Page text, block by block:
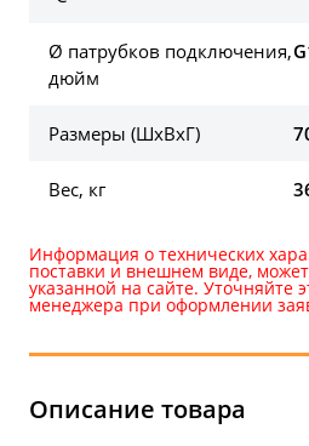
Ø патрубков подключения,
дюйм
Размеры (ШxВxГ)
Вес, кг
Информация о технических
поставки и внешнем виде,
указанной на сайте. Уточняйте
менеджера при оформлении
Описание товара